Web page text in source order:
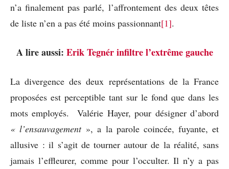
n’a finalement pas parlé, l’affrontement des deux têtes
de liste n’en a pas été moins passionnant[1].
A lire aussi: Erik Tegnér infiltre l’extrême gauche
La divergence des deux représentations de la France
proposées est perceptible tant sur le fond que dans les
mots employés. Valérie Hayer, pour désigner d’abord
« l’ensauvagement», a la parole coincée, fuyante, et
allusive : il s’agit de tourner autour de la réalité, sans
jamais l’effleurer, comme pour l’occulter. Il n’y a pas